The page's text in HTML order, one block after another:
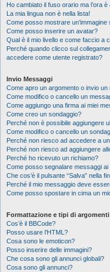
Ho cambiato il fuso orario ma l’ora
La mia lingua non è nella lista!
Come posso mostrare un’immagine
Come posso inserire un avatar?
Qual è il mio livello e come faccio a
Perché quando clicco sul
accedere come utente registrato?
Invio Messaggi
Come apro un argomento o invio
Come modifico o cancello un
Come aggiungo una firma ai miei
Come creo un sondaggio?
Perché non è possibile aggiungere
Come modifico o cancello un
Perché non riesco ad accedere a
Perché non riesco ad aggiungere
Perché ho ricevuto un richiamo?
Come posso segnalare messaggi ai
Che cos’è il pulsante “Salva” nella
Perché il mio messaggio deve
Come posso spostare in cima un
Formattazione e tipi di argomenti
Cos’è il BBCode?
Posso usare l’HTML?
Cosa sono le emoticon?
Posso inserire delle immagini?
Che cosa sono gli annunci globali?
Cosa sono gli annunci?